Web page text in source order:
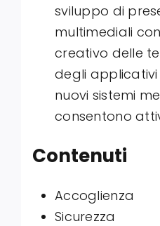
sviluppo di
multimediali
creativo delle
degli
nuovi sistemi
consentono
Contenuti
Accoglienza
Sicurezza